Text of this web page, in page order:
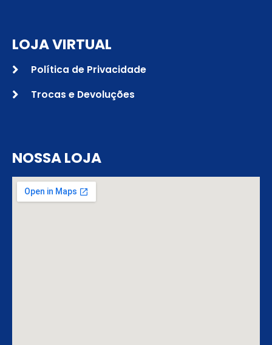
LOJA VIRTUAL
Política de Privacidade
Trocas e Devoluções
NOSSA LOJA